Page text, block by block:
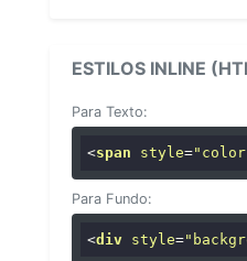
ESTILOS INLINE
Para Texto:
<span style=
Para Fundo:
<div style=